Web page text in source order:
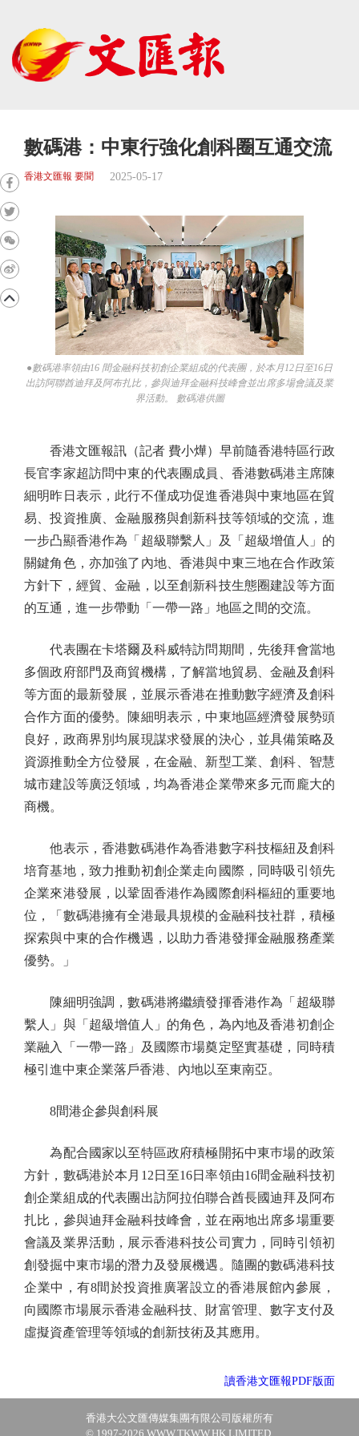
數碼港：中東行強化創科圈互通交流
香港文匯報 要聞 2025-05-17
●數碼港率領由16 間金融科技初創企業組成的代表團，於本月12日至16日
出訪阿聯酋迪拜及阿布扎比，參與迪拜金融科技峰會並出席多場會議及業
界活動。 數碼港供圖
香港文匯報訊（記者 費小燁）早前隨香港特區行政
長官李家超訪問中東的代表團成員、香港數碼港主席陳
細明昨日表示，此行不僅成功促進香港與中東地區在貿
易、投資推廣、金融服務與創新科技等領域的交流，進
一步凸顯香港作為「超級聯繫人」及「超級增值人」的
關鍵角色，亦加強了內地、香港與中東三地在合作政策
方針下，經貿、金融，以至創新科技生態圈建設等方面
的互通，進一步帶動「一帶一路」地區之間的交流。
代表團在卡塔爾及科威特訪問期間，先後拜會當地
多個政府部門及商貿機構，了解當地貿易、金融及創科
等方面的最新發展，並展示香港在推動數字經濟及創科
合作方面的優勢。陳細明表示，中東地區經濟發展勢頭
良好，政商界別均展現謀求發展的決心，並具備策略及
資源推動全方位發展，在金融、新型工業、創科、智慧
城市建設等廣泛領域，均為香港企業帶來多元而龐大的
商機。
他表示，香港數碼港作為香港數字科技樞紐及創科
培育基地，致力推動初創企業走向國際，同時吸引領先
企業來港發展，以鞏固香港作為國際創科樞紐的重要地
位，「數碼港擁有全港最具規模的金融科技社群，積極
探索與中東的合作機遇，以助力香港發揮金融服務產業
優勢。」
陳細明強調，數碼港將繼續發揮香港作為「超級聯
繫人」與「超級增值人」的角色，為內地及香港初創企
業融入「一帶一路」及國際市場奠定堅實基礎，同時積
極引進中東企業落戶香港、內地以至東南亞。
8間港企參與創科展
為配合國家以至特區政府積極開拓中東巿場的政策
方針，數碼港於本月12日至16日率領由16間金融科技初
創企業組成的代表團出訪阿拉伯聯合酋長國迪拜及阿布
扎比，參與迪拜金融科技峰會，並在兩地出席多場重要
會議及業界活動，展示香港科技公司實力，同時引領初
創發掘中東市場的潛力及發展機遇。隨團的數碼港科技
企業中，有8間於投資推廣署設立的香港展館內參展，
向國際市場展示香港金融科技、財富管理、數字支付及
虛擬資產管理等領域的創新技術及其應用。
讀香港文匯報PDF版面
香港大公文匯傳媒集團有限公司版權所有
© 1997-2026 WWW.TKWW.HK LIMITED.